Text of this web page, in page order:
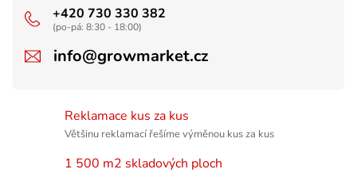
+420 730 330 382
(po-pá: 8:30 - 18:00)
info@growmarket.cz
Reklamace kus za kus
Většinu reklamací řešíme výměnou kus za kus
1 500 m2 skladových ploch